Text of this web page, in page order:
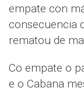
empate con
consecuencia
rematou de
Co empate o
e o Cabana